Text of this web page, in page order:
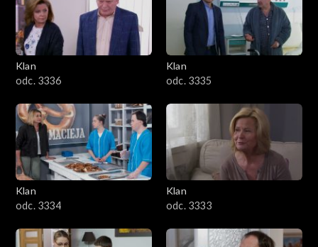
Klan
odc. 3336
Klan
odc. 3335
Klan
odc. 3334
Klan
odc. 3333